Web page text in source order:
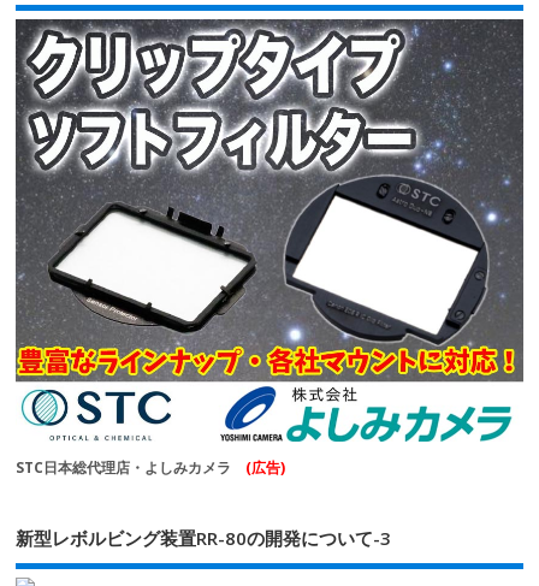
STC日本総代理店・よしみカメラ (広告)
新型レボルビング装置RR-80の開発について-3